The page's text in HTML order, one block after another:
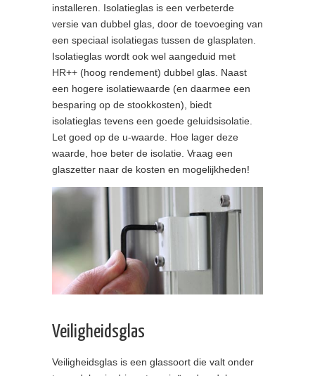
installeren. Isolatieglas is een verbeterde
versie van dubbel glas, door de toevoeging van
een speciaal isolatiegas tussen de glasplaten.
Isolatieglas wordt ook wel aangeduid met
HR++ (hoog rendement) dubbel glas. Naast
een hogere isolatiewaarde (en daarmee een
besparing op de stookkosten), biedt
isolatieglas tevens een goede geluidsisolatie.
Let goed op de u-waarde. Hoe lager deze
waarde, hoe beter de isolatie. Vraag een
glaszetter naar de kosten en mogelijkheden!
Veiligheidsglas
Veiligheidsglas is een glassoort die valt onder